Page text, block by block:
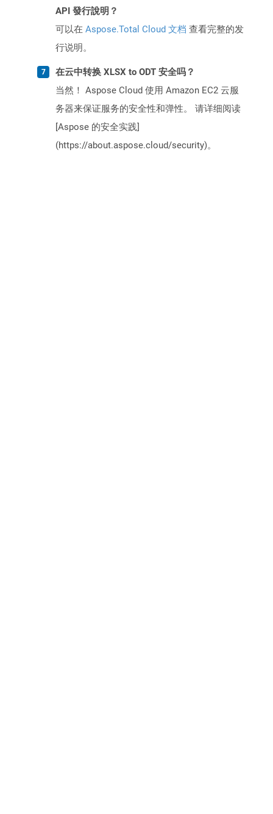
API 發行說明？
可以在 Aspose.Total Cloud 文档 查看完整的发
行说明。
在云中转换 XLSX to ODT 安全吗？
当然！ Aspose Cloud 使用 Amazon EC2 云服
务器来保证服务的安全性和弹性。 请详细阅读
[Aspose 的安全实践]
(https://about.aspose.cloud/security)。